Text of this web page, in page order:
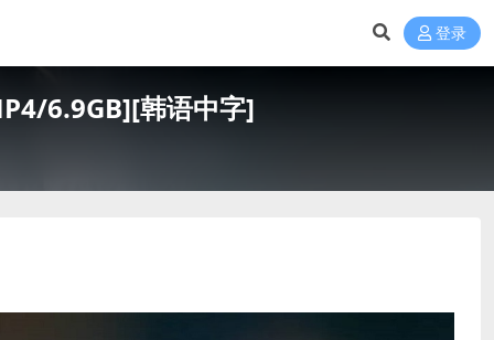
登录
6.9GB][韩语中字]